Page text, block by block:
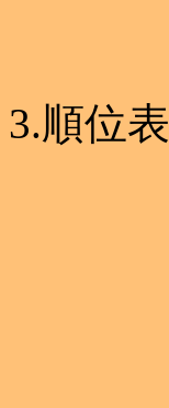
3.順位表